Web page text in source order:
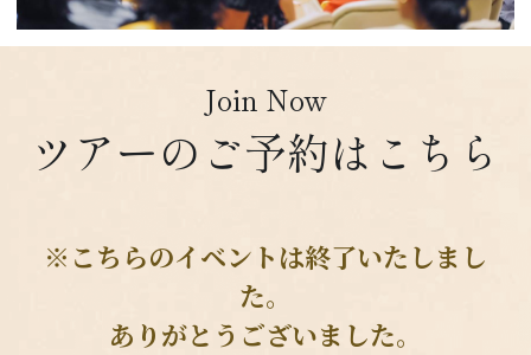
Join Now
ツアーのご予約はこちら
※こちらのイベントは終了いたしまし
た。
ありがとうございました。